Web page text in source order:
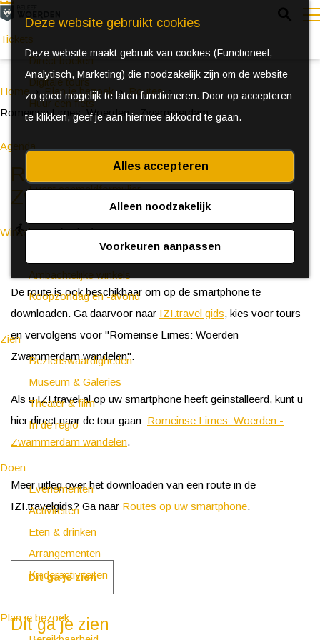
Deze website gebruikt cookies
Deze website maakt gebruik van cookies (Functioneel,
Analytisch, Marketing) die noodzakelijk zijn om de website
zo goed mogelijk te laten functioneren. Door op accepteren
te klikken, geef je aan hiermee akkoord te gaan.
Alles accepteren
Alleen noodzakelijk
Voorkeuren aanpassen
e
Tickets
Direct boeken
Digitale tours
Huur een fiets
Agenda
Ontdek Woerden in de zomer
Event aanmeldformulier
Winkelen
(Bijzondere) markten
Ambachtelijke winkels
Koopzondag en -avond
Zien
Bezienswaardigheden
Museum & Galeries
Theater & film
In de regio
Doen
Evenementen
Activiteiten
Eten & drinken
Arrangementen
Kinderactiviteiten
Plan je bezoek
Home Plan je bezoek
Routes
Romeinse Limes: Woerden - Zwammerdam
Romeinse Limes: Woerden -
Zwammerdam
5 uur(22 km)
De route is ook beschikbaar om op de smartphone te
downloaden. Ga daarvoor naar IZI.travel gids, kies voor tours
en vervolgens voor "Romeinse Limes: Woerden -
Zwammerdam wandelen".
Als u IZI.travel al op uw smartphone heeft geinstalleerd, kunt u
hier direct naar de tour gaan: Romeinse Limes: Woerden -
Zwammerdam wandelen.
Meer uitleg over het downloaden van een route in de
IZI.travelgids? Ga naar Routes op uw smartphone.
Dit ga je zien
Dit ga je zien